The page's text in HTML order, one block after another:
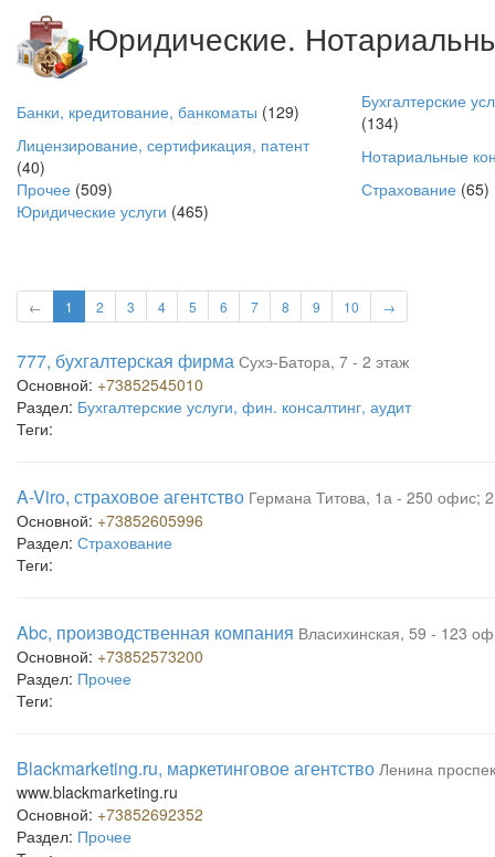
Юридические.
Банки, кредитование, банкоматы (129)
Бухгалтерские
(134)
Лицензирование, сертификация, патент
(40)
Нотариальные
Прочее (509) Страхование (65)
Юридические услуги (465)
← 1 2 3 4 5 6 7 8 9 10 →
777, бухгалтерская фирма Сухэ-Батора, 7 - 2 этаж
Основной: +73852545010
Раздел: Бухгалтерские услуги, фин. консалтинг, аудит
Теги:
A-Viro, страховое агентство Германа Титова, 1а - 250 офис;
Основной: +73852605996
Раздел: Страхование
Теги:
Abc, производственная компания Власихинская, 59 - 123
Основной: +73852573200
Раздел: Прочее
Теги:
Blackmarketing.ru, маркетинговое агентство Ленина
www.blackmarketing.ru
Основной: +73852692352
Раздел: Прочее